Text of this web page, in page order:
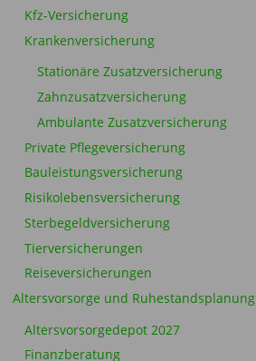
Kfz-Versicherung
Krankenversicherung
Stationäre Zusatzversicherung
Zahnzusatzversicherung
Ambulante Zusatzversicherung
Private Pflegeversicherung
Bauleistungsversicherung
Risikolebensversicherung
Sterbegeldversicherung
Tierversicherungen
Reiseversicherungen
Altersvorsorge und Ruhestandsplanung
Altersvorsorgedepot 2027
Finanzberatung